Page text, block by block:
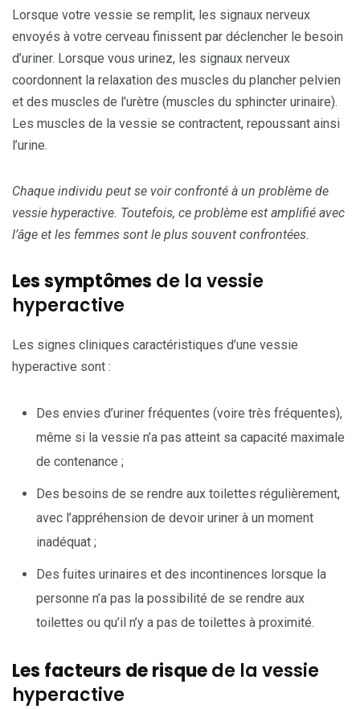
Lorsque votre vessie se remplit, les signaux nerveux
envoyés à votre cerveau finissent par déclencher le besoin
d’uriner. Lorsque vous urinez, les signaux nerveux
coordonnent la relaxation des muscles du plancher pelvien
et des muscles de l’urètre (muscles du sphincter urinaire).
Les muscles de la vessie se contractent, repoussant ainsi
l’urine.
Chaque individu peut se voir confronté à un problème de
vessie hyperactive. Toutefois, ce problème est amplifié avec
l’âge et les femmes sont le plus souvent confrontées.
Les symptômes de la vessie
hyperactive
Les signes cliniques caractéristiques d’une vessie
hyperactive sont :
Des envies d’uriner fréquentes (voire très fréquentes),
même si la vessie n’a pas atteint sa capacité maximale
de contenance ;
Des besoins de se rendre aux toilettes régulièrement,
avec l’appréhension de devoir uriner à un moment
inadéquat ;
Des fuites urinaires et des incontinences lorsque la
personne n’a pas la possibilité de se rendre aux
toilettes ou qu’il n’y a pas de toilettes à proximité.
Les facteurs de risquede la vessie
hyperactive